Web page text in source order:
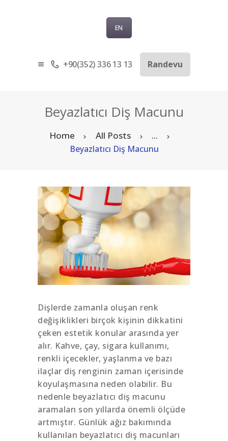
EN
+90(352) 336 13 13 Randevu
Beyazlatıcı Diş Macunu
Home All Posts ...
Beyazlatıcı Diş Macunu
SAĞLIK TURIZMI
TEDAVILER
BLOG
SORU-CEVAP
Dişlerde zamanla oluşan renk
değişiklikleri birçok kişinin dikkatini
çeken estetik konular arasında yer
alır. Kahve, çay, sigara kullanımı,
renkli içecekler, yaşlanma ve bazı
ilaçlar diş renginin zaman içerisinde
koyulaşmasına neden olabilir. Bu
nedenle beyazlatıcı diş macunu
aramaları son yıllarda önemli ölçüde
artmıştır. Günlük ağız bakımında
kullanılan beyazlatıcı diş macunları